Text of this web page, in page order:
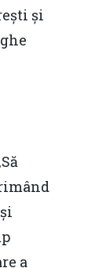
și
a